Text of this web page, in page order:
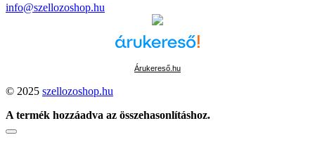
info@szellozoshop.hu
Árukereső.hu
© 2025 szellozoshop.hu
A termék hozzáadva az összehasonlításhoz.